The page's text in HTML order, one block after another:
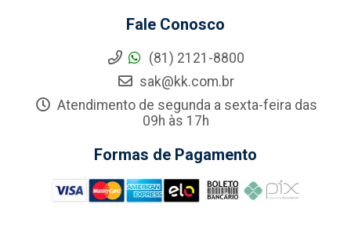
Fale Conosco
(81) 2121-8800
sak@kk.com.br
Atendimento de segunda a sexta-feira das
09h às 17h
Formas de Pagamento